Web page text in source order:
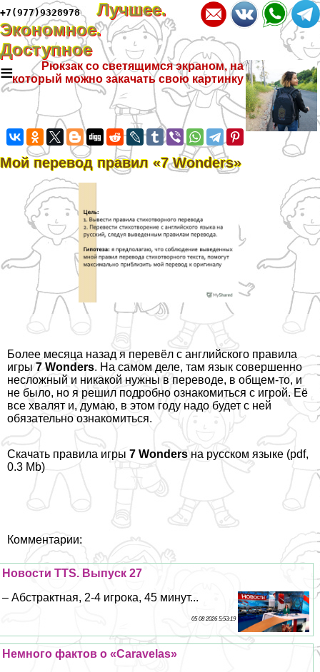
+7(977)9328978
Лучшее.
Экономное.
Доступное
≡
Рюкзак со светящимся экраном, на
который можно закачать свою картинку
Мой перевод правил «7 Wonders»
Более месяца назад я перевёл с английского правила
игры 7 Wonders. На самом деле, там язык совершенно
несложный и никакой нужны в переводе, в общем-то, и
не было, но я решил подробно ознакомиться с игрой. Её
все хвалят и, думаю, в этом году надо будет с ней
обязательно ознакомиться.
Скачать правила игры 7 Wonders на русском языке (pdf,
0.3 Mb)
Комментарии:
Новости TTS. Выпуск 27
– Абстpaктная, 2-4 игрока, 45 минут...
05 08 2026 5:53:19
Немного фактов о «Caravelas»